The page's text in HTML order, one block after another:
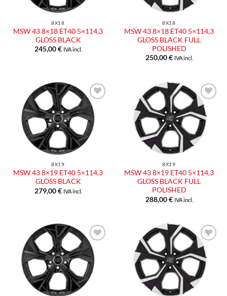
8X18
MSW 43 8×18 ET40 5×114,3
GLOSS BLACK
245,00€ IVA incl.
8X18
MSW 43 8×18 ET40 5×114,3
GLOSS BLACK FULL
POLISHED
250,00€ IVA incl.
Aggiungi
alla lista
dei
desideri
8X19
MSW 43 8×19 ET40 5×114,3
GLOSS BLACK
279,00€ IVA incl.
Aggiungi
alla lista
dei
desideri
8X19
MSW 43 8×19 ET40 5×114,3
GLOSS BLACK FULL
POLISHED
288,00€ IVA incl.
Aggiungi
alla lista
dei
desideri
Aggiungi
alla lista
dei
desideri